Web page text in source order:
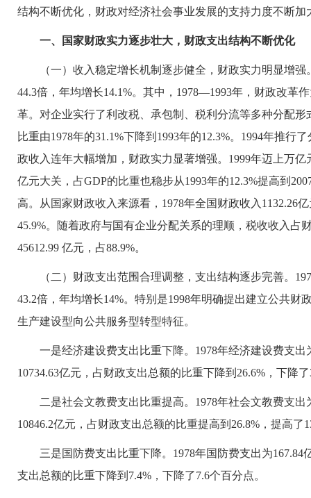
结构不断优化，财政对经济社会事业发展的支持力度不断
一、国家财政实力逐步壮大，财政支出结构不断优化
（一）收入稳定增长机制逐步健全，财政实力明显增强
44.3倍，年均增长14.1%。其中，1978—1993年，财政改革
革。对企业实行了利改税、承包制、税利分流等多种分配
比重由1978年的31.1%下降到1993年的12.3%。1994年推
政收入连年大幅增加，财政实力显著增强。1999年迈上万
亿元大关，占GDP的比重也稳步从1993年的12.3%提高到
高。从国家财政收入来源看，1978年全国财政收入1132.26
45.9%。随着政府与国有企业分配关系的理顺，税收收入占
45612.99 亿元，占88.9%。
（二）财政支出范围合理调整，支出结构逐步完善。
43.2倍，年均增长14%。特别是1998年明确提出建立公共
生产建设型向公共服务型转型特征。
一是经济建设费支出比重下降。1978年经济建设费支出
10734.63亿元，占财政支出总额的比重下降到26.6%，下降
二是社会文教费支出比重提高。1978年社会文教费支出
10846.2亿元，占财政支出总额的比重提高到26.8%，提高了
三是国防费支出比重下降。1978年国防费支出为167.84
支出总额的比重下降到7.4%，下降了7.6个百分点。